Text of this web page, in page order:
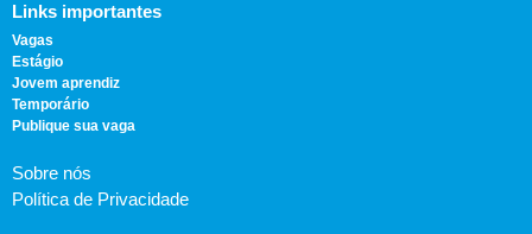
Links importantes
Vagas
Estágio
Jovem aprendiz
Temporário
Publique sua vaga
Sobre nós
Política de Privacidade